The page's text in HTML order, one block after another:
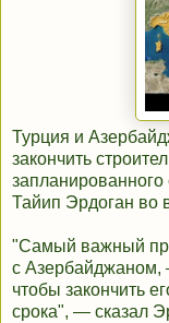
Турция и
закончить
запланированного
Тайип Эрдоган во
"Самый важный
с Азербайджаном,
чтобы закончить
срока", — сказал